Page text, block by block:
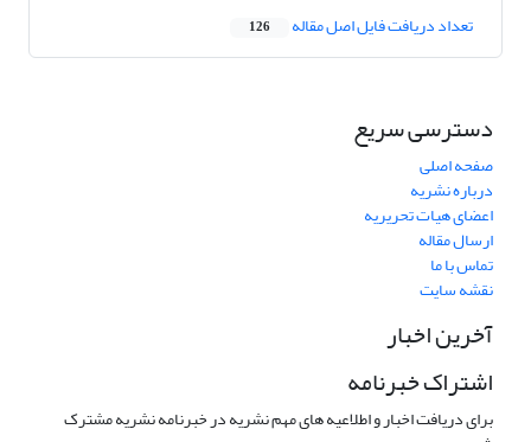
تعداد دریافت فایل اصل مقاله 126
دسترسی سریع
صفحه اصلی
درباره نشریه
اعضای هیات تحریریه
ارسال مقاله
تماس با ما
نقشه سایت
آخرین اخبار
اشتراک خبرنامه
برای دریافت اخبار و اطلاعیه های مهم نشریه در خبرنامه نشریه مشترک